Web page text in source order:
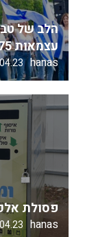
הלב של
עצמאות 75 זכה להצלחה רבה גם השנה
hanas
פסולת
hanas